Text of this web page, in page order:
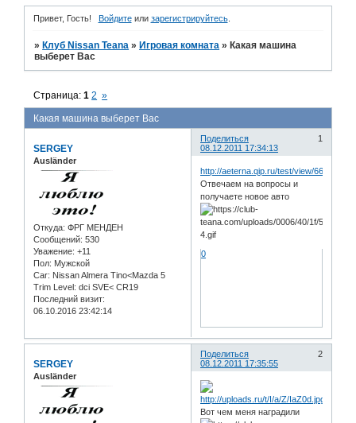
Привет, Гость! Войдитеили зарегистрируйтесь.
» Клуб Nissan Teana » Игровая комната » Какая машина
выберет Вас
Какая машина выберет Вас
Страница:1 2 »
Поделиться
1
08.12.2011 17:34:13
SERGEY
Ausländer
Откуда: ФРГ МЕНДЕН
Сообщений: 530
Уважение: +11
Пол: Мужской
Car: Nissan Almera Tino<Mazda 5
Trim Level: dci SVE< CR19
Последний визит:
06.10.2016 23:42:14
http://aeterna.qip.ru/test/view/66654/
Отвечаем на вопросы и
получаете новое авто
0
Поделиться
2
08.12.2011 17:35:55
SERGEY
Ausländer
Вот чем меня наградили